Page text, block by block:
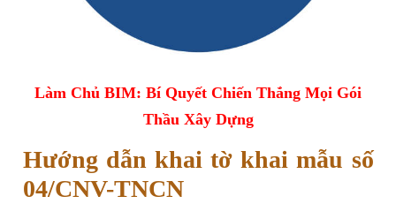
Làm Chủ BIM: Bí Quyết Chiến Thắng Mọi Gói
Thầu Xây Dựng
Hướng dẫn khai tờ khai mẫu số
04/CNV-TNCN